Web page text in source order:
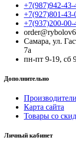
+7(987)942-43-
+7(927)801-
+7(937)200-00-
Самара, ул.
7а
пн-пт 9-19, сб
Дополнительно
Производители
Карта сайта
Товары со
Личный кабинет